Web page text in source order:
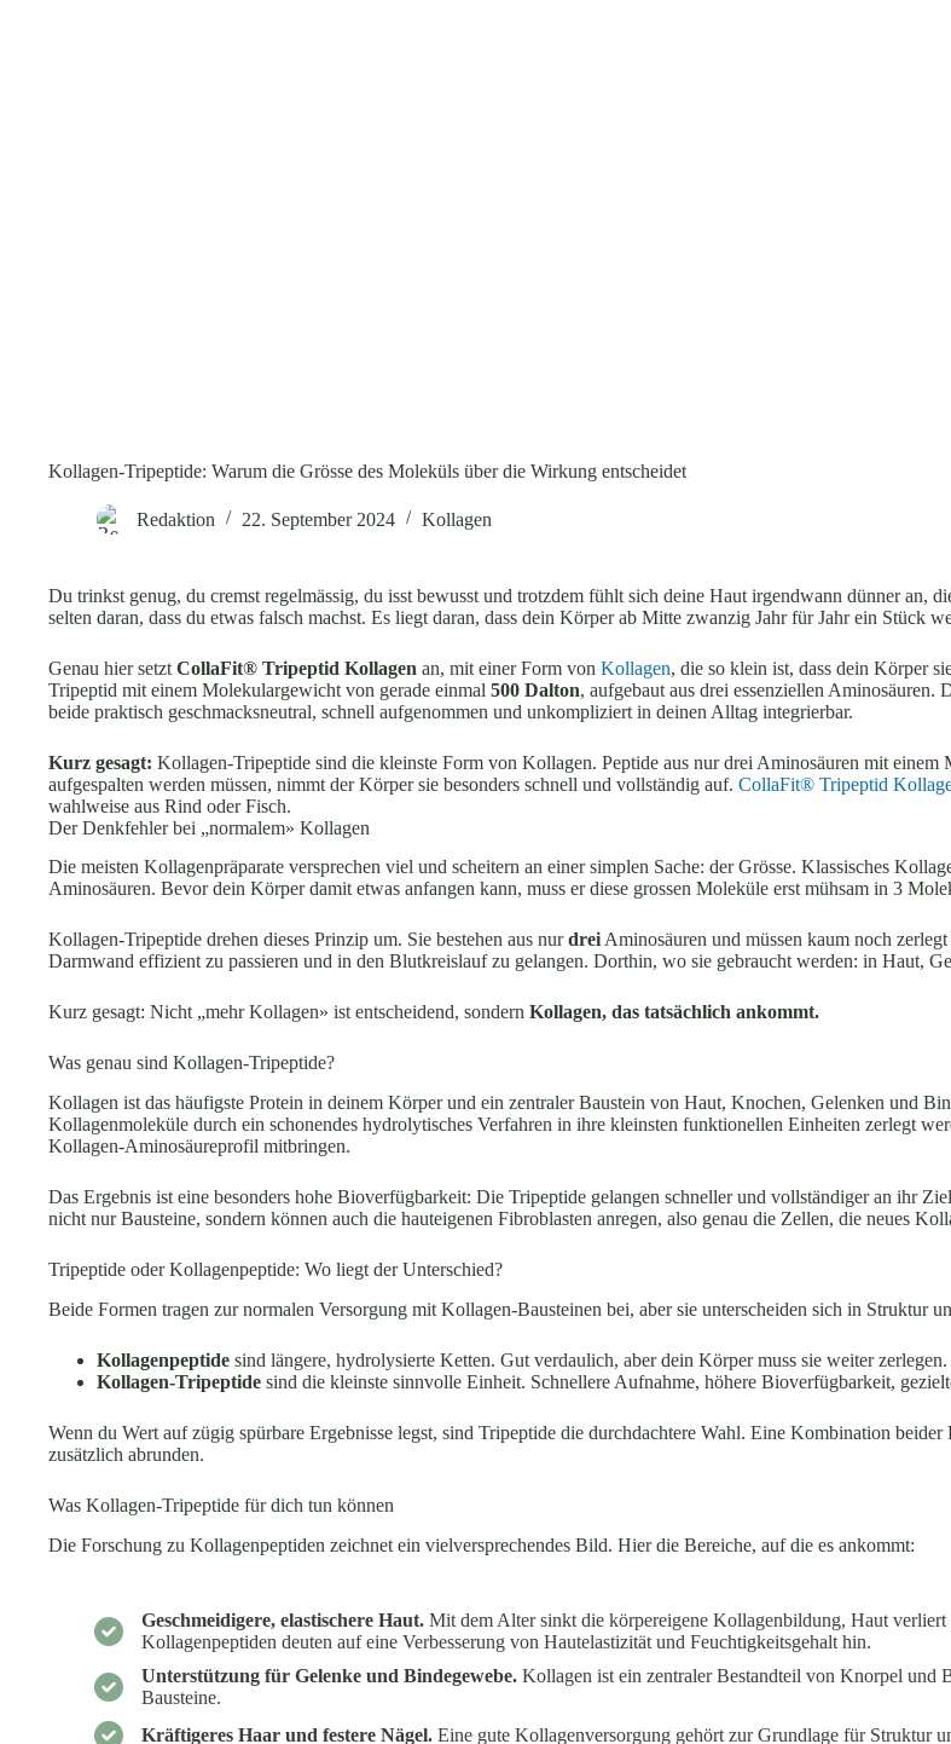
Kollagen-Tripeptide: Warum die Grösse des Moleküls über die Wirkung entscheidet
Redaktion 22. September 2024 Kollagen
Du trinkst genug, du cremst regelmässig, du isst bewusst und trotzdem fühlt sich deine Haut irgendwann dünner an,
selten daran, dass du etwas falsch machst. Es liegt daran, dass dein Körper ab Mitte zwanzig Jahr für Jahr ein Stück
Genau hier setzt CollaFit® Tripeptid Kollagen an, mit einer Form von Kollagen, die so klein ist, dass dein Körper
Tripeptid mit einem Molekulargewicht von gerade einmal 500 Dalton, aufgebaut aus drei essenziellen Aminosäuren.
beide praktisch geschmacksneutral, schnell aufgenommen und unkompliziert in deinen Alltag integrierbar.
Kurz gesagt: Kollagen-Tripeptide sind die kleinste Form von Kollagen. Peptide aus nur drei Aminosäuren mit
aufgespalten werden müssen, nimmt der Körper sie besonders schnell und vollständig auf. CollaFit® Tripeptid
wahlweise aus Rind oder Fisch.
Der Denkfehler bei „normalem» Kollagen
Die meisten Kollagenpräparate versprechen viel und scheitern an einer simplen Sache: der Grösse. Klassisches
Aminosäuren. Bevor dein Körper damit etwas anfangen kann, muss er diese grossen Moleküle erst mühsam in 3
Kollagen-Tripeptide drehen dieses Prinzip um. Sie bestehen aus nurdrei Aminosäuren und müssen kaum noch
Darmwand effizient zu passieren und in den Blutkreislauf zu gelangen. Dorthin, wo sie gebraucht werden: in Haut,
Kurz gesagt: Nicht „mehr Kollagen» ist entscheidend, sondern Kollagen, das tatsächlich ankommt.
Was genau sind Kollagen-Tripeptide?
Kollagen ist das häufigste Protein in deinem Körper und ein zentraler Baustein von Haut, Knochen, Gelenken und
Kollagenmoleküle durch ein schonendes hydrolytisches Verfahren in ihre kleinsten funktionellen Einheiten zerlegt
Kollagen-Aminosäureprofil mitbringen.
Das Ergebnis ist eine besonders hohe Bioverfügbarkeit: Die Tripeptide gelangen schneller und vollständiger an ihr
nicht nur Bausteine, sondern können auch die hauteigenen Fibroblasten anregen, also genau die Zellen, die neues
Tripeptide oder Kollagenpeptide: Wo liegt der Unterschied?
Beide Formen tragen zur normalen Versorgung mit Kollagen-Bausteinen bei, aber sie unterscheiden sich in Struktur
Kollagenpeptide sind längere, hydrolysierte Ketten. Gut verdaulich, aber dein Körper muss sie weiter zerlegen.
Kollagen-Tripeptide sind die kleinste sinnvolle Einheit. Schnellere Aufnahme, höhere Bioverfügbarkeit,
Wenn du Wert auf zügig spürbare Ergebnisse legst, sind Tripeptide die durchdachtere Wahl. Eine Kombination
zusätzlich abrunden.
Was Kollagen-Tripeptide für dich tun können
Die Forschung zu Kollagenpeptiden zeichnet ein vielversprechendes Bild. Hier die Bereiche, auf die es ankommt:
Geschmeidigere, elastischere Haut. Mit dem Alter sinkt die körpereigene Kollagenbildung, Haut
Kollagenpeptiden deuten auf eine Verbesserung von Hautelastizität und Feuchtigkeitsgehalt hin.
Unterstützung für Gelenke und Bindegewebe. Kollagen ist ein zentraler Bestandteil von Knorpel und
Bausteine.
Kräftigeres Haar und festere Nägel. Eine gute Kollagenversorgung gehört zur Grundlage für Struktur